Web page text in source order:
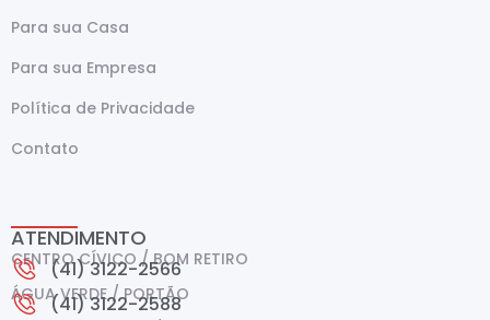
Para sua Casa
Para sua Empresa
Política de Privacidade
Contato
ATENDIMENTO
CENTRO CÍVICO / BOM RETIRO
(41) 3122-2566
ÁGUA VERDE / PORTÃO
(41) 3122-2588